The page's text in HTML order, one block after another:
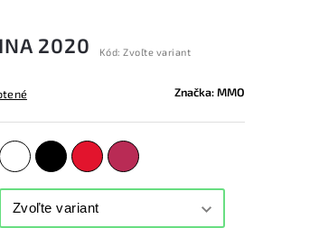
2020 Kód: Zvoľte variant
Značka:MMO